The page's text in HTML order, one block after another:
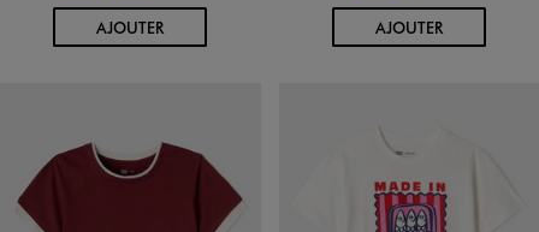
AJOUTERAU PANIER AJOUTERAU PANIER